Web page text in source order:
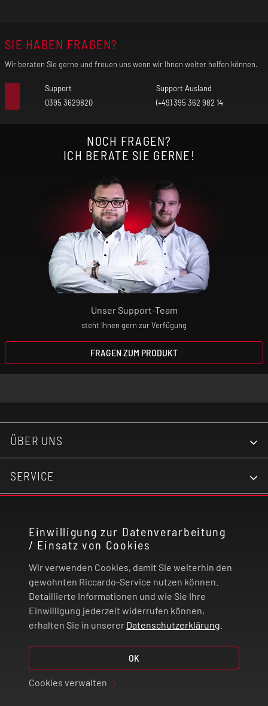
Einwilligung zur Datenverarbeitung
/ Einsatz von Cookies
Wir verwenden Cookies, damit Sie weiterhin den
gewohnten Riccardo-Service nutzen können.
Detaillierte Informationen und wie Sie Ihre
Einwilligung jederzeit widerrufen können,
erhalten Sie in unserer Datenschutzerklärung
OK
Cookies verwalten
Lunge unter Umständen einen Asthmaanfall,
Luftnot und Hustenanfälle auslösen.
Verwende das Produkt nicht, wenn eines
dieser Symptome bei dir auftritt!
Falls du allergisch auf einen der Inhaltsstoffe
reagierst, darfst du das Produkt nicht
Nutzung deinen Arzt.
Unsere Produkte sind keine Nikotin-
Entwöhnungsmittel! Wenn du dir den
Nikotin-Konsum abgewöhnen willst,
wendest du dich bitte an deinen Arzt oder
Apotheker.
Elektrische Zigaretten sind kein Spielzeug!
Bewahre daher das Gerät und die
Aromaliquids absolut unzugänglich für
SIE HABEN FRAGEN?
Wir beraten Sie gerne und freuen uns wenn wir Ihnen weiter helfen können.
Support
0395 3629820
Support Ausland
(+49) 395 362 982 14
NOCH FRAGEN?
ICH BERATE SIE GERNE!
Unser Support-Team
steht Ihnen gern zur Verfügung
FRAGEN ZUM PRODUKT
ÜBER UNS
SERVICE
RECHTLICHES
ZAHLUNG UND VERSAND
VERTRAG WIDERRUFEN
© 2026 | Riccardo Onlinestore GmbH